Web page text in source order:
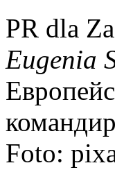
PR dla
Eugenia
Foto: